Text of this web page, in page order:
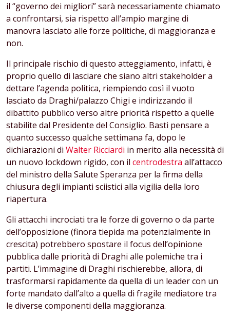
il “governo dei migliori” sarà necessariamente chiamato
a confrontarsi, sia rispetto all’ampio margine di
manovra lasciato alle forze politiche, di maggioranza e
non.
Il principale rischio di questo atteggiamento, infatti, è
proprio quello di lasciare che siano altri stakeholder a
dettare l’agenda politica, riempiendo così il vuoto
lasciato da Draghi/palazzo Chigi e indirizzando il
dibattito pubblico verso altre priorità rispetto a quelle
stabilite dal Presidente del Consiglio. Basti pensare a
quanto successo qualche settimana fa, dopo le
dichiarazioni di Walter Ricciardi in merito alla necessità di
un nuovo lockdown rigido, con il centrodestra all’attacco
del ministro della Salute Speranza per la firma della
chiusura degli impianti sciistici alla vigilia della loro
riapertura.
Gli attacchi incrociati tra le forze di governo o da parte
dell’opposizione (finora tiepida ma potenzialmente in
crescita) potrebbero spostare il focus dell’opinione
pubblica dalle priorità di Draghi alle polemiche tra i
partiti. L’immagine di Draghi rischierebbe, allora, di
trasformarsi rapidamente da quella di un leader con un
forte mandato dall’alto a quella di fragile mediatore tra
le diverse componenti della maggioranza.